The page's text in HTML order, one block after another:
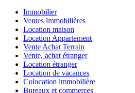
Immobilier
Ventes Immobilières
Location maison
Location Appartement
Vente Achat Terrain
Vente, achat étranger
Location étranger
Location de vacances
Colocation immobilière
Bureaux et commerces